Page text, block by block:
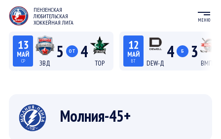
ПЕНЗЕНСКАЯ
ЛЮБИТЕЛЬСКАЯ
ХОККЕЙНАЯ ЛИГА
МЕНЮ
13
МАЙ
СР ЗВД
5 ОТ 4
ТОР
12
МАЙ
ВТ DEW-Д
4 Б 3
ВМП-Д
Молния-45+